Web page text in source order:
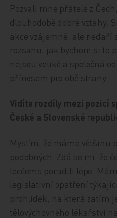
Pozvali mne přátelé z
dlouhodobě dobré vztahy.
akce vzájemně, ale nedaří
rozsahu, jak bychom si to
nejsou veliké a společná
přínosem pro obě strany.
Vidíte rozdíly mezi pozicí
České a Slovenské
Myslím, že máme většinu
podobných. Zdá se mi, že
lecčems poradili lépe.
legislativní opatření
prohlídek, na která zatím
tělovýchovného lékařství